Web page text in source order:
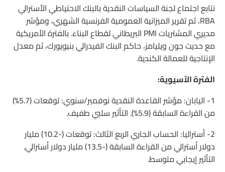
نتابع اجتماع لجنة السياسات النقدية بالبنك الاحتياطي الأسترالي
RBA، ثم تقرير الميزانية العمومية الفرنسية الشهري، ومؤشر
مديري المشتريات PMI البريطاني لقطاع البناء. بالفترة الأمريكية
مع حديث جون ويليامز، حاكم البنك الفيدرالي بنيويورك، ثم معدل
الإنتاجية للعمالة الكندية.
الفترة الآسيوية:
1- اليابان: مؤشر القاعدة النقدية نوفمبر/سنوي: توقعات (5.7%)
من القراءة السابقة (5.9%). التأثير سلبي طفيف.
2- أستراليا: الحساب الجاري الربع الثالث: توقعات (-10.2) مليار
دولار أسترالي من القراءة السابقة (-13.5) مليار دولار أسترالي.
التأثير إيجابي متوسط.